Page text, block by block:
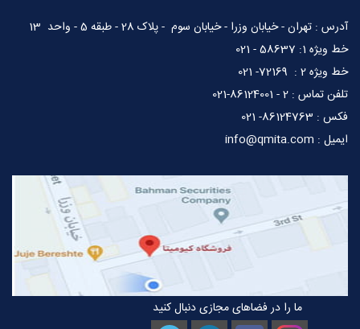
آدرس : تهران - خیابان وزرا - خیابان سوم - پلاک 28 - طبقه 5 - واحد 13
خط ویژه 1: 58637 - 021
خط ویژه 2 : 72169- 021
تلفن تماس : 2 - 86124001-021
فکس : 86124763- 021
ایمیل : info@qmita.com
ما را در فضاهای مجازی دنبال کنید